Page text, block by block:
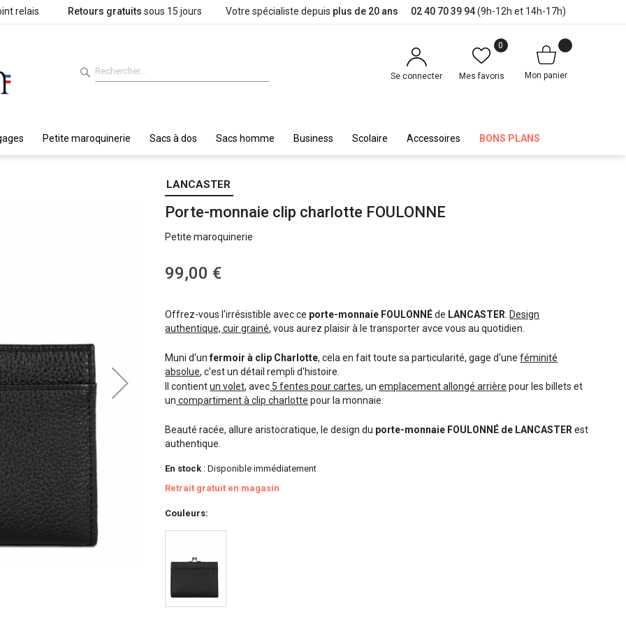
relais Retours gratuits sous 15 jours Votre spécialiste depuis plus de 20 ans 02 40 70 39 94(9h-12h et 14h-17h)
Se connecter
0
Mes favoris Mon panier
Petite maroquinerie Sacs à dos Sacs homme Business Scolaire Accessoires BONS PLANS
LANCASTER
Porte-monnaie clip charlotte FOULONNE
Petite maroquinerie
99,00 €
Offrez-vous l'irrésistible avec ce porte-monnaie FOULONNÉde LANCASTER. Design
authentique, cuir grainé, vous aurez plaisir à le transporter avce vous au quotidien.
Muni d'unfermoir à clip Charlotte, cela en fait toute sa particularité, gage d'uneféminité
absolue, c'est un détail rempli d'histoire.
Il contientun volet, avec 5 fentes pour cartes, unemplacement allongé arrière pour les billets et
un compartiment à clip charlotte pour la monnaie.
Beauté racée, allure aristocratique, le design du porte-monnaie FOULONNÉ de LANCASTERest
authentique.
En stock : Disponible immédiatement
Retrait gratuit en magasin
Couleurs